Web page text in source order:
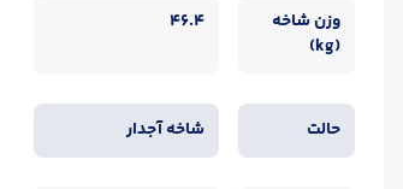
وزن شاخه
(kg)
46.4
حالت شاخه آجدار